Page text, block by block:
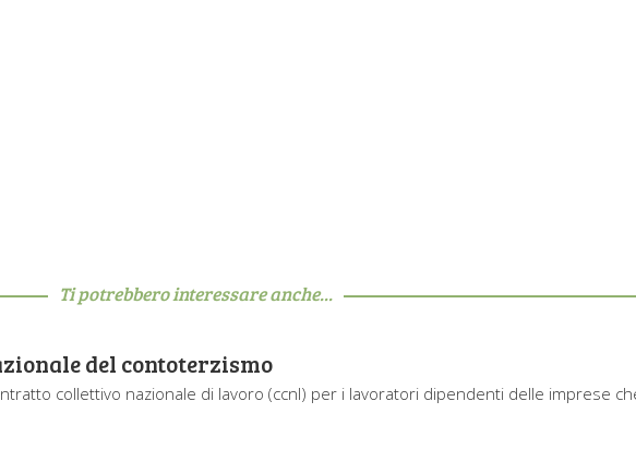
Ti potrebbero interessare anche...
del contoterzismo
collettivo nazionale di lavoro (ccnl) per i lavoratori dipendenti delle imprese